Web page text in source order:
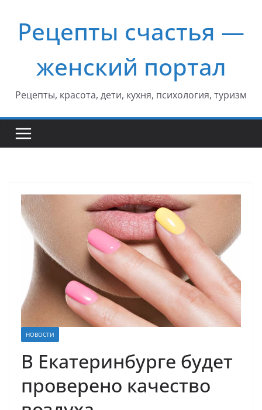
содержимому
Рецепты счастья —
женский портал
Рецепты, красота, дети, кухня, психология, туризм
НОВОСТИ
В Екатеринбурге будет
проверено качество